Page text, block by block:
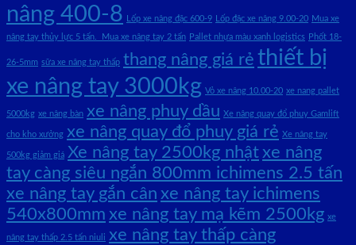
nâng 400-8
Lốp xe nâng đặc 600-9 Lốp đặc xe nâng 9.00-20 Mua xe
nâng tay thủy lực 5 tấn. Mua xe nâng tay 2 tấn Pallet nhựa màu xanh logistics Phốt 18-
26-5mm sữa xe nâng tay thấp thang nâng giá rẻ thiết bị
xe nâng tay 3000kg Vỏ xe nâng 10.00-20 xe nang pallet
5000kg xe nâng bàn xe nâng phuy dầu Xe nâng quay đổ phuy Gamlift
cho kho xưởng xe nâng quay đổ phuy giá rẻ Xe nâng tay
500kg giảm giá Xe nâng tay 2500kg nhậtxe nâng
tay càng siêu ngắn 800mm ichimens 2.5 tấn
xe nâng tay gắn cân xe nâng tay ichimens
540x800mm xe nâng tay mạ kẽm 2500kg xe
nâng tay thấp 2.5 tấn niuli xe nâng tay thấp càng